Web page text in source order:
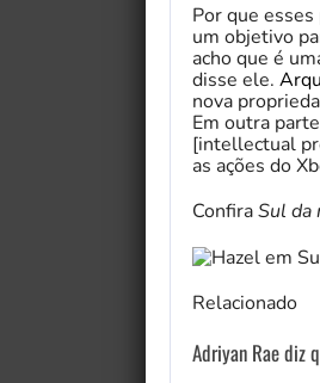
Por que
um objetivo
acho que é
disse ele.
nova
Em outra
[intellectual
as ações do
ConfiraSul da
Relacionado
Adriyan Rae diz